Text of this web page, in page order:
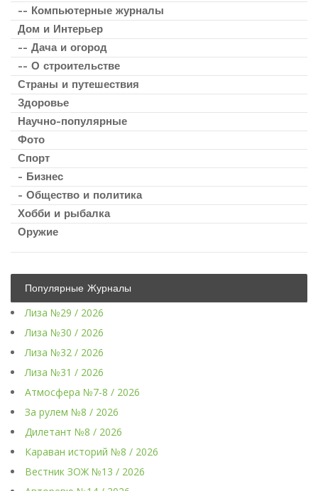
-- Компьютерные журналы
Дом и Интерьер
-- Дача и огород
-- О строительстве
Страны и путешествия
Здоровье
Научно-популярные
Фото
Спорт
- Бизнес
- Общество и политика
Хобби и рыбалка
Оружие
Популярные Журналы
Лиза №29 / 2026
Лиза №30 / 2026
Лиза №32 / 2026
Лиза №31 / 2026
Атмосфера №7-8 / 2026
За рулем №8 / 2026
Дилетант №8 / 2026
Караван историй №8 / 2026
Вестник ЗОЖ №13 / 2026